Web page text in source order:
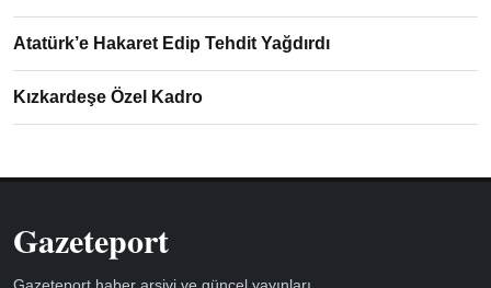
Atatürk’e Hakaret Edip Tehdit Yağdırdı
Kızkardeşe Özel Kadro
Gazeteport